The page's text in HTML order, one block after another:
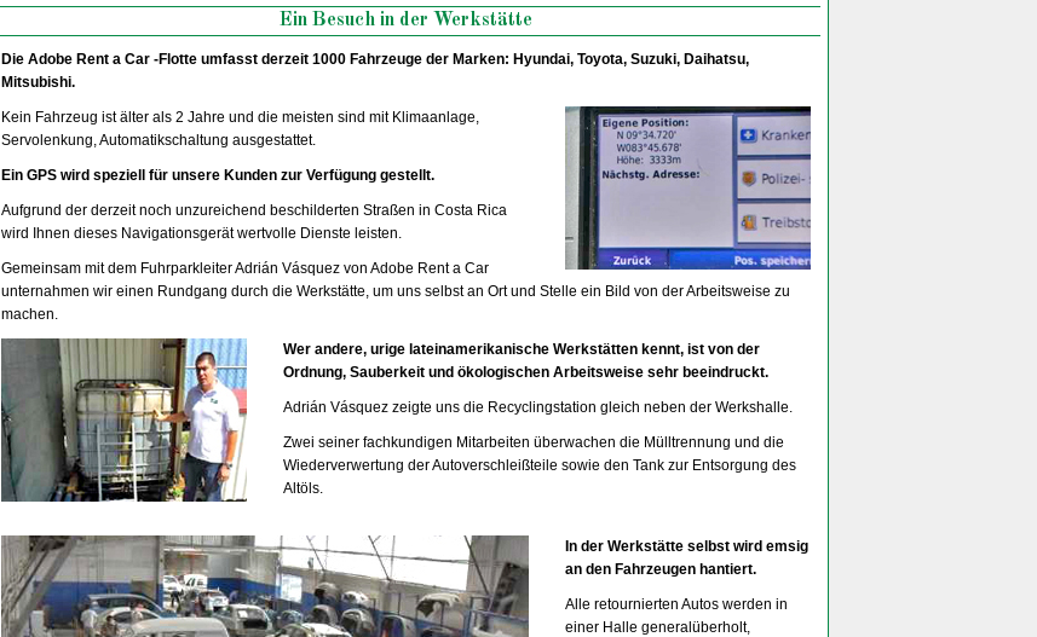
Ein Besuch in der Werkstätte
Die Adobe Rent a Car -Flotte umfasst derzeit 1000 Fahrzeuge der Marken: Hyundai, Toyota, Suzuki, Daihatsu,
Mitsubishi.
Kein Fahrzeug ist älter als 2 Jahre und die meisten sind mit Klimaanlage,
Servolenkung, Automatikschaltung ausgestattet.
Ein GPS wird speziell für unsere Kunden zur Verfügung gestellt.
Aufgrund der derzeit noch unzureichend beschilderten Straßen in Costa Rica
wird Ihnen dieses Navigationsgerät wertvolle Dienste leisten.
Gemeinsam mit dem Fuhrparkleiter Adrián Vásquez von Adobe Rent a Car
unternahmen wir einen Rundgang durch die Werkstätte, um uns selbst an Ort und Stelle ein Bild von der Arbeitsweise zu
machen.
Wer andere, urige lateinamerikanische Werkstätten kennt, ist von der
Ordnung, Sauberkeit und ökologischen Arbeitsweise sehr beeindruckt.
Adrián Vásquez zeigte uns die Recyclingstation gleich neben der Werkshalle.
Zwei seiner fachkundigen Mitarbeiten überwachen die Mülltrennung und die
Wiederverwertung der Autoverschleißteile sowie den Tank zur Entsorgung des
Altöls.
In der Werkstätte selbst wird emsig
an den Fahrzeugen hantiert.
Alle retournierten Autos werden in
einer Halle generalüberholt,